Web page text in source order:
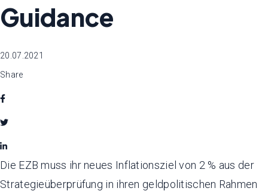
Guidance
20.07.2021
Share
Die EZB muss ihr neues Inflationsziel von 2 % aus der
Strategieüberprüfung in ihren geldpolitischen Rahmen